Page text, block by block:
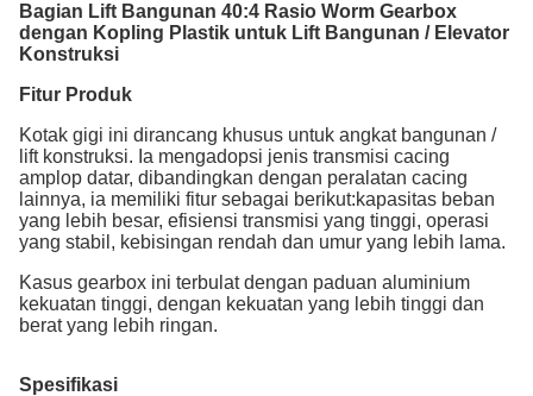
Bagian Lift Bangunan 40:4 Rasio Worm Gearbox
dengan Kopling Plastik untuk Lift Bangunan / Elevator
Konstruksi
Fitur Produk
Kotak gigi ini dirancang khusus untuk angkat bangunan /
lift konstruksi. Ia mengadopsi jenis transmisi cacing
amplop datar, dibandingkan dengan peralatan cacing
lainnya, ia memiliki fitur sebagai berikut:kapasitas beban
yang lebih besar, efisiensi transmisi yang tinggi, operasi
yang stabil, kebisingan rendah dan umur yang lebih lama.
Kasus gearbox ini terbulat dengan paduan aluminium
kekuatan tinggi, dengan kekuatan yang lebih tinggi dan
berat yang lebih ringan.
Spesifikasi